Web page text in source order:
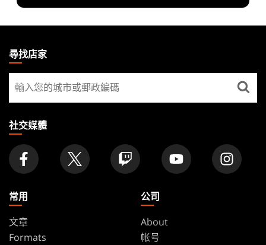
THE
GATHERING
FOOTER
尋找店家
尋
找
家
社交媒體
常用
文章
Formats
公司
About
帐号